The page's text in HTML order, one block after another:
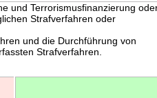
und Terrorismusfinanzierung
Strafverfahren oder
und die Durchführung von
Strafverfahren.